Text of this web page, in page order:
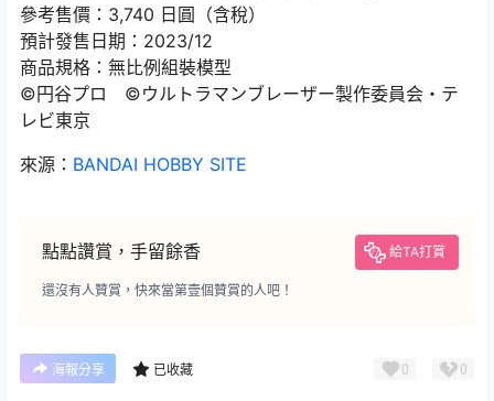
參考售價：3,740 日圓（含稅）
預計發售日期：2023/12
商品規格：無比例組裝模型
©円谷プロ ©ウルトラマンブレーザー製作委員会・テ
レビ東京
來源： BANDAI HOBBY SITE
點點讚賞，手留餘香 給TA打賞
還沒有人贊賞，快來當第壹個贊賞的人吧！
海報分享 已收藏 0 0